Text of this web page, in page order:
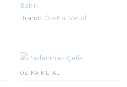
Bakır
Brand: Öz-Ka Metal
ÖZ-KA METAL